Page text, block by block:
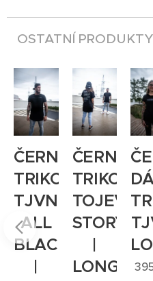
OSTATNÍ
ČERNÉ
TRIKO
TJVN
ALL
BLACK
|
ČERNÉ
TRIKO
STORY
|
LONG